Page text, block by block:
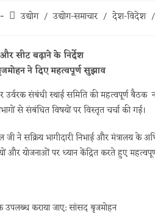
उद्योग / उद्योग-समाचार / देश-विदेश /
सीट बढ़ाने के निर्देश
ने दिए महत्वपूर्ण सुझाव
संबंधी स्थाई समिति की महत्वपूर्ण
से संबंधित विषयों पर विस्तृत चर्चा की गई।
ने सक्रिय भागीदारी निभाई और मंत्रालय के
और योजनाओं पर ध्यान केंद्रित करते हुए
उपलब्ध कराया जाए: सांसद बृजमोहन